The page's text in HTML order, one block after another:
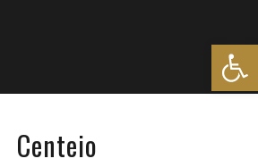
Centeio